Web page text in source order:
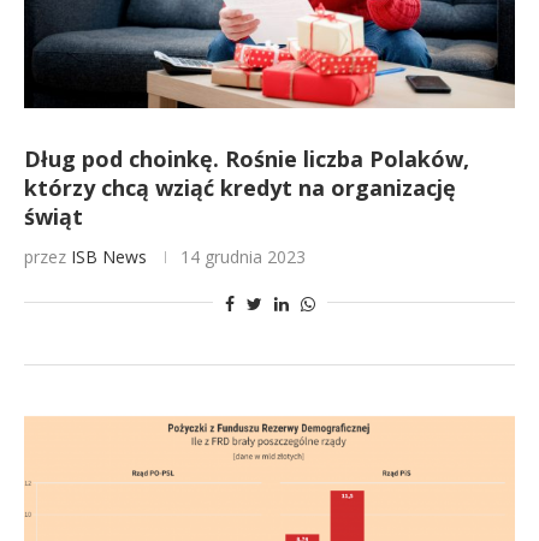
Dług pod choinkę. Rośnie liczba Polaków,
którzy chcą wziąć kredyt na organizację
świąt
przez ISB News 14 grudnia 2023